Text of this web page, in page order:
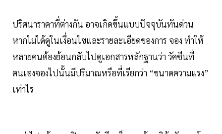
ปริศนาราคาที่ต่างกัน อาจเกิดขึ้นแบบปัจจุบันทันด่วน
หากไม่ได้ดูในเงื่อนไขและรายละเอียดของการ จอง ทำให้
หลายคนต้องย้อนกลับไปดูเอกสารหลักฐานว่า วัคซีนที่
ตนเองจองไปนั้นมีปริมาณหรือที่เรียกว่า “ขนาดความแรง”
เท่าไร